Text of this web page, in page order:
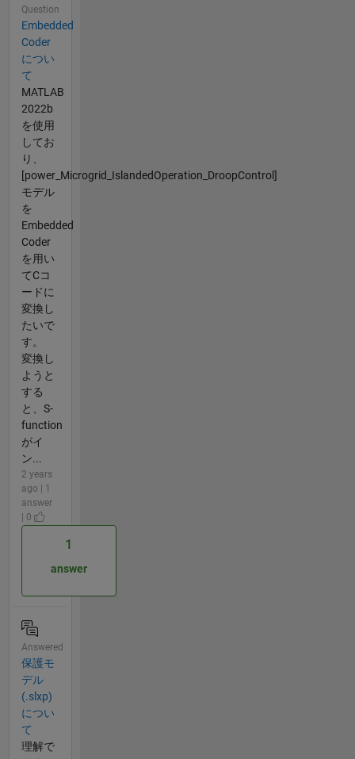
Question
Embedded
Coder
につい
て
MATLAB
2022b
を使用
してお
り、
[power_Microgrid_IslandedOperation_DroopControl]
モデル
を
Embedded
Coder
を用い
てCコ
ードに
変換し
たいで
す。
変換し
ようと
する
と、S-
function
がイ
ン...
2 years
ago | 1
answer
| 0
1
answer
Answered
保護モ
デル
(.slxp)
につい
て
理解で